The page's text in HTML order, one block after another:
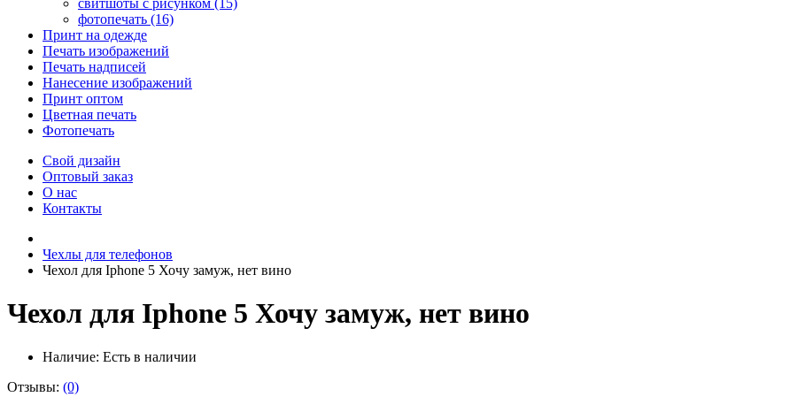
свитшоты с рисунком (15)
фотопечать (16)
Принт на одежде
Печать изображений
Печать надписей
Нанесение изображений
Принт оптом
Цветная печать
Фотопечать
Свой дизайн
Оптовый заказ
О нас
Контакты
Чехлы для телефонов
Чехол для Iphone 5 Хочу замуж, нет вино
Чехол для Iphone 5 Хочу замуж, нет вино
Наличие: Есть в наличии
Отзывы: (0)